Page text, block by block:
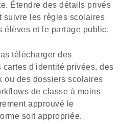
Étendre des détails privés
suivre les règles scolaires
élèves et le partage public.
télécharger des
d'identité privées, des
ou des dossiers scolaires
de classe à moins
approuvé le
soit appropriée.